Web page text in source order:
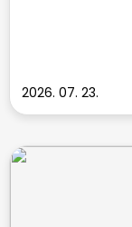
2026. 07. 23.